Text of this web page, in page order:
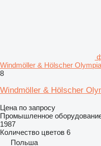
Windmöller & Hölscher
8
Windmöller & Hölscher
Цена по запросу
Промышленное
1987
Количество цветов 6
Польша